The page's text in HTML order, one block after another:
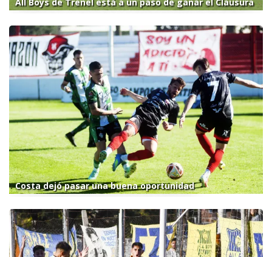
All Boys de Trenel está a un paso de ganar el Clausura
Costa dejó pasar una buena oportunidad